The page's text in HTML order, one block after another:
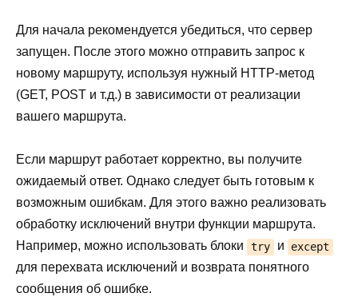
Для начала рекомендуется убедиться, что сервер
запущен. После этого можно отправить запрос к
новому маршруту, используя нужный HTTP-метод
(GET, POST и т.д.) в зависимости от реализации
вашего маршрута.
Если маршрут работает корректно, вы получите
ожидаемый ответ. Однако следует быть готовым к
возможным ошибкам. Для этого важно реализовать
обработку исключений внутри функции маршрута.
Например, можно использовать блоки
try и except
для перехвата исключений и возврата понятного
сообщения об ошибке.